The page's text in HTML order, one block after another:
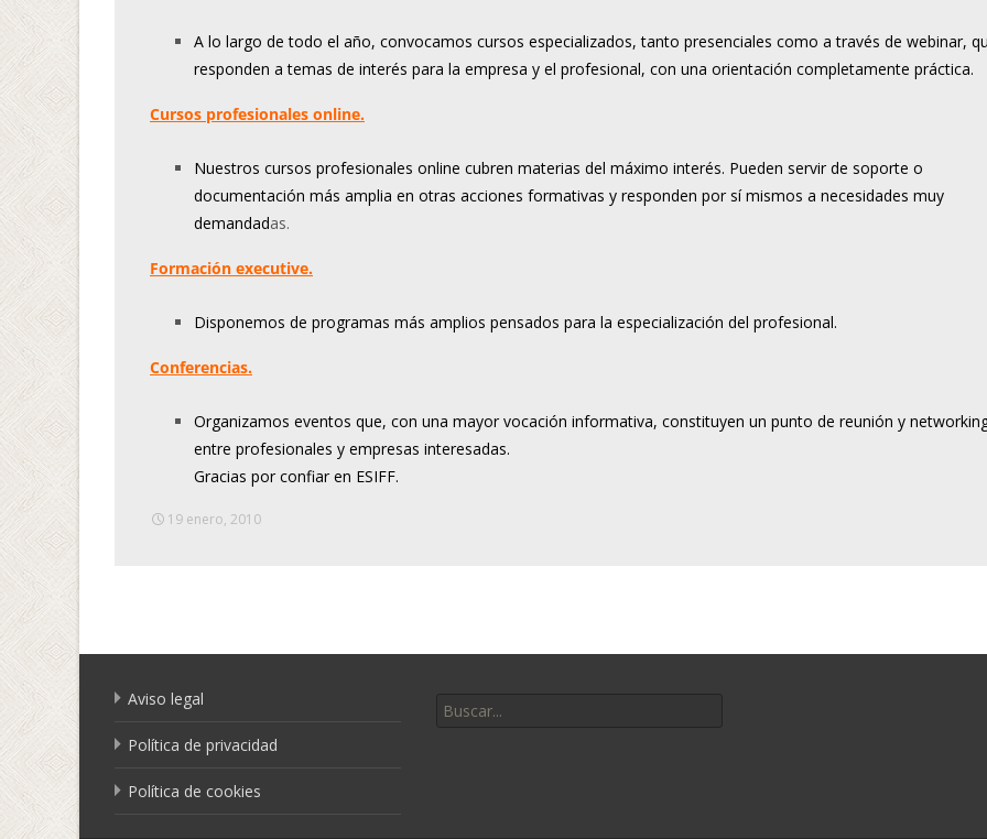
A lo largo de todo el año, convocamos cursos especializados, tanto presenciales como a través de webinar,
responden a temas de interés para la empresa y el profesional, con una orientación completamente práctica.
Cursos profesionales online.
Nuestros cursos profesionales online cubren materias del máximo interés. Pueden servir de soporte o
documentación más amplia en otras acciones formativas y responden por sí mismos a necesidades muy
demandadas.
Formación executive.
Disponemos de programas más amplios pensados para la especialización del profesional.
Conferencias.
Organizamos eventos que, con una mayor vocación informativa, constituyen un punto de reunión y
entre profesionales y empresas interesadas.
Gracias por confiar en ESIFF.
19 enero, 2010
Aviso legal
Política de privacidad
Política de cookies